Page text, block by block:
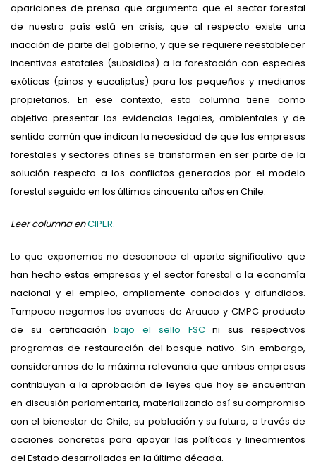
apariciones de prensa que argumenta que el sector forestal
de nuestro país está en crisis, que al respecto existe una
inacción de parte del gobierno, y que se requiere reestablecer
incentivos estatales (subsidios) a la forestación con especies
exóticas (pinos y eucaliptus) para los pequeños y medianos
propietarios. En ese contexto, esta columna tiene como
objetivo presentar las evidencias legales, ambientales y de
sentido común que indican la necesidad de que las empresas
forestales y sectores afines se transformen en ser parte de la
solución respecto a los conflictos generados por el modelo
forestal seguido en los últimos cincuenta años en Chile.
Leer columna enCIPER.
Lo que exponemos no desconoce el aporte significativo que
han hecho estas empresas y el sector forestal a la economía
nacional y el empleo, ampliamente conocidos y difundidos.
Tampoco negamos los avances de Arauco y CMPC producto
de su certificaciónbajo el sello FSCni sus respectivos
programas de restauración del bosque nativo. Sin embargo,
consideramos de la máxima relevancia que ambas empresas
contribuyan a la aprobación de leyes que hoy se encuentran
en discusión parlamentaria, materializando así su compromiso
con el bienestar de Chile, su población y su futuro, a través de
acciones concretas para apoyar las políticas y lineamientos
del Estado desarrollados en la última década.